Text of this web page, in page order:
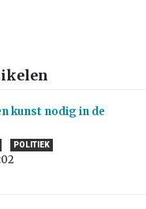
kunst nodig in de
POLITIEK